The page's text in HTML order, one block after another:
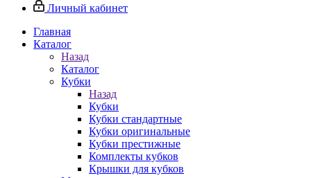
Личный кабинет
Главная
Каталог
Назад
Каталог
Кубки
Назад
Кубки
Кубки стандартные
Кубки оригинальные
Кубки престижные
Комплекты кубков
Крышки для кубков